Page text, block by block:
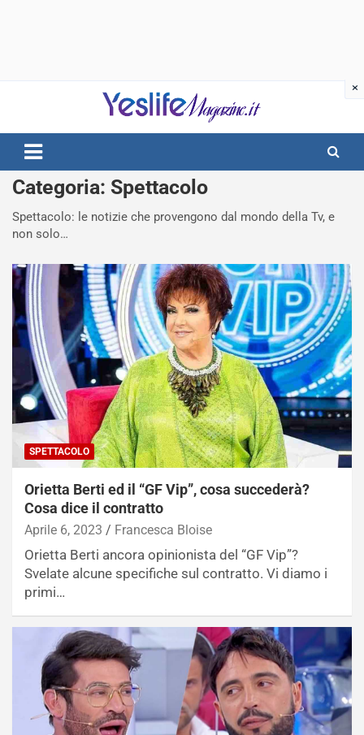
notizie di intrattenimento
Categoria: Spettacolo
Spettacolo: le notizie che provengono dal mondo della Tv, e
non solo…
SPETTACOLO
Orietta Berti ed il “GF Vip”, cosa succederà?
Cosa dice il contratto
Aprile 6, 2023 Francesca Bloise
Orietta Berti ancora opinionista del “GF Vip”?
Svelate alcune specifiche sul contratto. Vi diamo i
primi…